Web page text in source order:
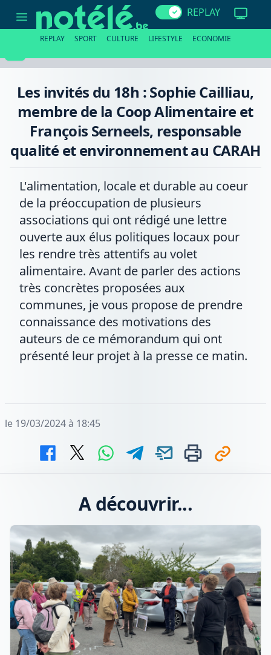
invités
Cailliau,
Alimentaire
responsable
qualité
environnement
CARAH
REPLAY
REPLAY SPORT CULTURE LIFESTYLE ECONOMIE
Les invités du 18h : Sophie Cailliau,
membre de la Coop Alimentaire et
François Serneels, responsable
qualité et environnement au CARAH
L'alimentation, locale et durable au coeur
de la préoccupation de plusieurs
associations qui ont rédigé une lettre
ouverte aux élus politiques locaux pour
les rendre très attentifs au volet
alimentaire. Avant de parler des actions
très concrètes proposées aux
communes, je vous propose de prendre
connaissance des motivations des
auteurs de ce mémorandum qui ont
présenté leur projet à la presse ce matin.
le 19/03/2024 à 18:45
A découvrir...